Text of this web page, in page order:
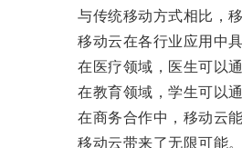
与传统移动方式相比，移
移动云在各行业应用中具
在医疗领域，医生可以通
在教育领域，学生可以通
在商务合作中，移动云能
移动云带来了无限可能。